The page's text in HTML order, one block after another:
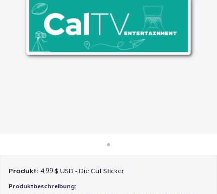
Überall verkaufen
Etwas verkaufen
Produkt: 4,99 $ USD - Die Cut Sticker
Produktbeschreibung: